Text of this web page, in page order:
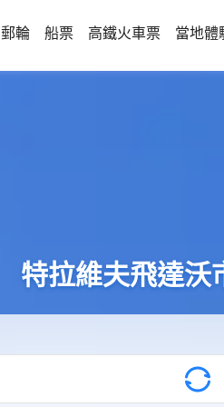
郵輪 船票 高鐵火車票 當地體
特拉維夫飛達沃